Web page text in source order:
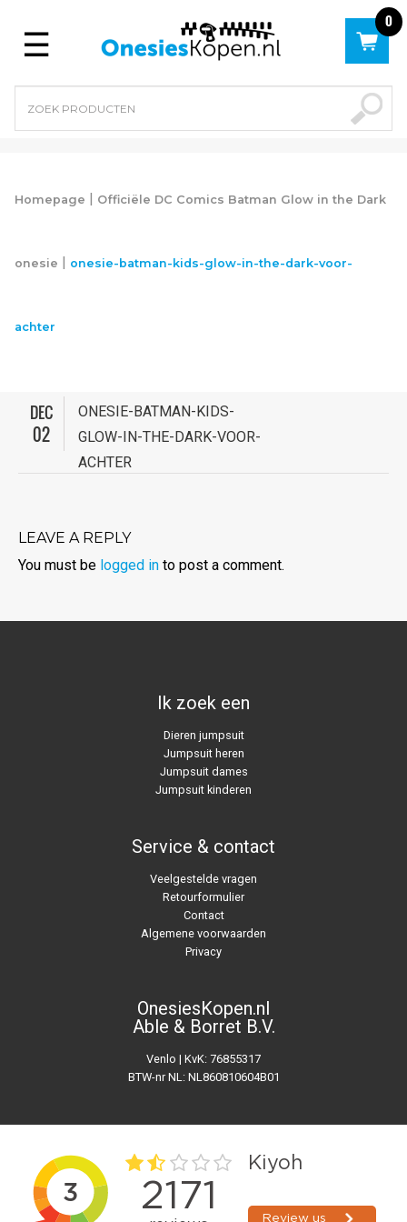
Menu
0
Homepage | Officiële DC Comics Batman Glow in the Dark
onesie | onesie-batman-kids-glow-in-the-dark-voor-
achter
DEC
02
ONESIE-BATMAN-KIDS-
GLOW-IN-THE-DARK-VOOR-
ACHTER
LEAVE A REPLY
You must be logged in to post a comment.
Ik zoek een
Dieren jumpsuit
Jumpsuit heren
Jumpsuit dames
Jumpsuit kinderen
Service & contact
Veelgestelde vragen
Retourformulier
Contact
Algemene voorwaarden
Privacy
OnesiesKopen.nl
Able & Borret B.V.
Venlo | KvK: 76855317
BTW-nr NL: NL860810604B01